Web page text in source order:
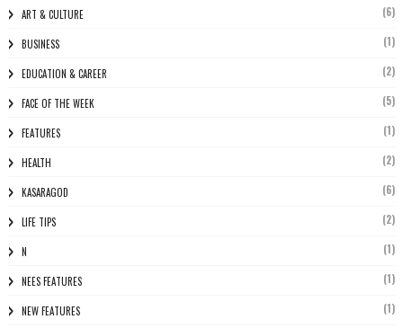
ART & CULTURE (6)
BUSINESS (1)
EDUCATION & CAREER (2)
FACE OF THE WEEK (5)
FEATURES (1)
HEALTH (2)
KASARAGOD (6)
LIFE TIPS (2)
N (1)
NEES FEATURES (1)
NEW FEATURES (1)